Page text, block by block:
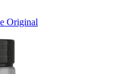
Original